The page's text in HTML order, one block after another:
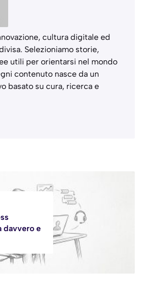
cultura digitale ed
Selezioniamo storie,
utili per orientarsi nel mondo
contenuto nasce da un
basato su cura, ricerca e
davvero e